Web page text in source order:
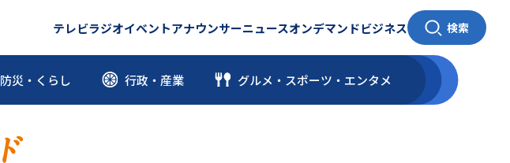
テレビラジオイベントアナウンサーニュースオンデマンドビジネス 検索
防災・くらし 行政・産業 グルメ・スポーツ ・ エンタメ